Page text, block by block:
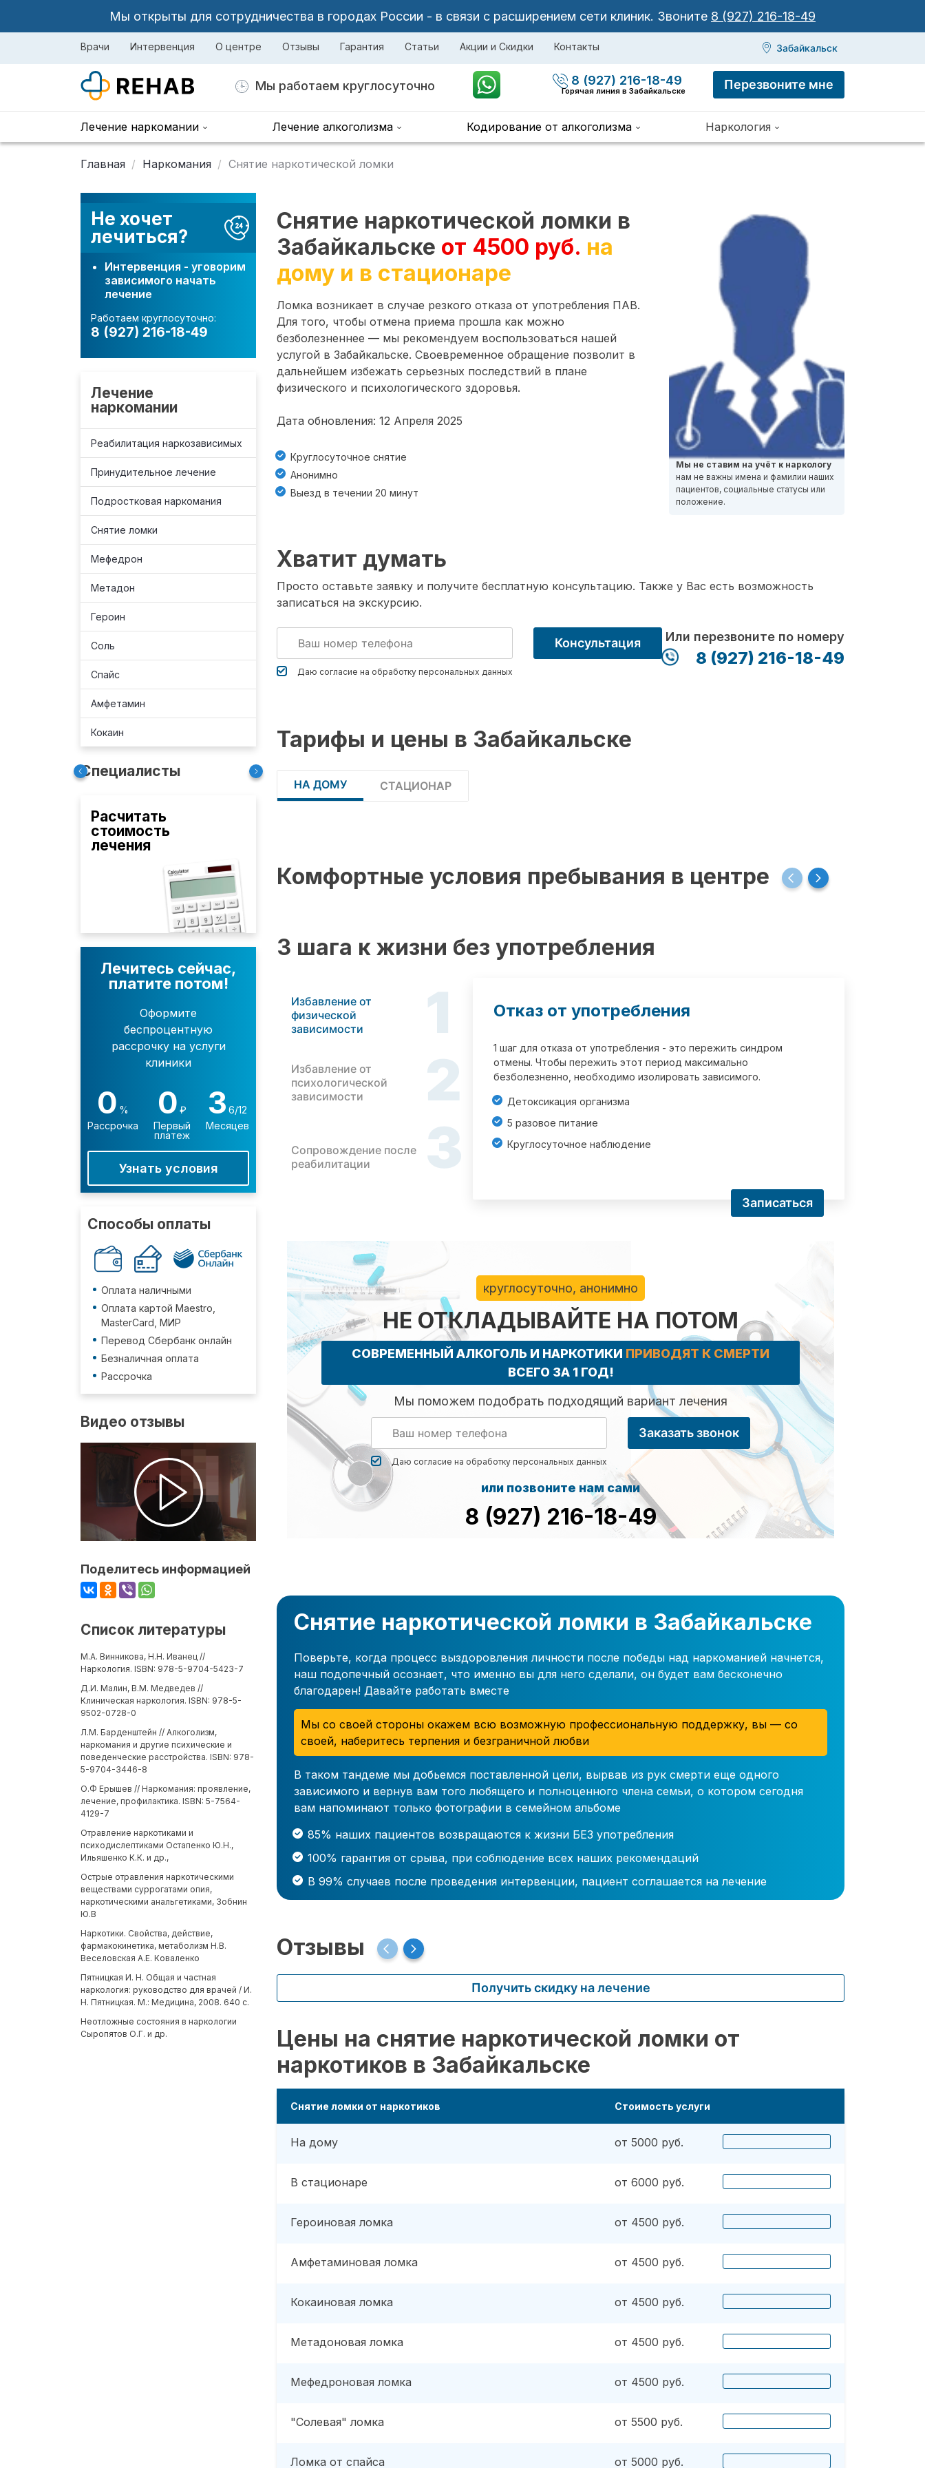
Мы открыты для сотрудничества в городах России - в связи с расширением сети клиник. Звоните 8 (927) 216-18-49
Врачи Интервенция О центре Отзывы Гарантия Статьи Акции и Скидки Контакты Забайкальск
Мы работаем круглосуточно 8 (927) 216-18-49
Горячая линия в Забайкальске Перезвоните мне
Лечение наркомании Лечение алкоголизма Кодирование от алкоголизма Наркология
Главная Наркомания Снятие наркотической ломки
Не хочет
лечиться?
Интервенция - уговорим
зависимого начать
лечение
Работаем круглосуточно:
8 (927) 216-18-49
Лечение
наркомании
Реабилитация наркозависимых
Принудительное лечение
Подростковая наркомания
Снятие ломки
Мефедрон
Метадон
Героин
Соль
Спайс
Амфетамин
Кокаин
Специалисты
Расчитать
стоимость
лечения
Лечитесь сейчас,
платите потом!
Оформите
беспроцентную
рассрочку на услуги
клиники
0 %
Рассрочка
0 ₽
Первый
платеж
3 6/12
Месяцев
Узнать условия
Способы оплаты
Оплата наличными
Оплата картой Maestro,
MasterCard, МИР
Перевод Сбербанк онлайн
Безналичная оплата
Рассрочка
Видео отзывы
Поделитесь информацией
Список литературы
М.А. Винникова, Н.Н. Иванец //
Наркология. ISBN: 978-5-9704-5423-7
Д.И. Малин, В.М. Медведев //
Клиническая наркология. ISBN: 978-5-
9502-0728-0
Л.М. Барденштейн // Алкоголизм,
наркомания и другие психические и
поведенческие расстройства. ISBN: 978-
5-9704-3446-8
О.Ф Ерышев // Наркомания: проявление,
лечение, профилактика. ISBN: 5-7564-
4129-7
Отравление наркотиками и
психодислептиками Остапенко Ю.Н.,
Ильяшенко К.К. и др.,
Острые отравления наркотическими
веществами суррогатами опия,
наркотическими анальгетиками, Зобнин
Ю.В
Наркотики. Свойства, действие,
фармакокинетика, метаболизм Н.В.
Веселовская А.Е. Коваленко
Пятницкая И. Н. Общая и частная
наркология: руководство для врачей / И.
Н. Пятницкая. М.: Медицина, 2008. 640 с.
Неотложные состояния в наркологии
Сыропятов О.Г. и др.
Снятие наркотической ломки в
Забайкальске от 4500 руб. на
дому и в стационаре
Ломка возникает в случае резкого отказа от употребления ПАВ.
Для того, чтобы отмена приема прошла как можно
безболезненнее — мы рекомендуем воспользоваться нашей
услугой в Забайкальске. Своевременное обращение позволит в
дальнейшем избежать серьезных последствий в плане
физического и психологического здоровья.
Дата обновления: 12 Апреля 2025
Круглосуточное снятие
Анонимно
Выезд в течении 20 минут
Мы не ставим на учёт к наркологу
нам не важны имена и фамилии наших
пациентов, социальные статусы или
положение.
Хватит думать
Просто оставьте заявку и получите бесплатную консультацию. Также у Вас есть возможность
записаться на экскурсию.
Даю согласие на обработку персональных данных
Консультация Или перезвоните по номеру
8 (927) 216-18-49
Тарифы и цены в Забайкальске
НА ДОМУ СТАЦИОНАР
Комфортные условия пребывания в центре
3 шага к жизни без употребления
Избавление от
физической
зависимости
1
Избавление от
психологической
зависимости
2
Сопровождение после
реабилитации
3
Отказ от употребления
1 шаг для отказа от употребления - это пережить синдром
отмены. Чтобы пережить этот период максимально
безболезненно, необходимо изолировать зависимого.
Детоксикация организма
5 разовое питание
Круглосуточное наблюдение
Записаться
круглосуточно, анонимно
НЕ ОТКЛАДЫВАЙТЕ НА ПОТОМ
СОВРЕМЕННЫЙ АЛКОГОЛЬ И НАРКОТИКИ ПРИВОДЯТ К СМЕРТИ
ВСЕГО ЗА 1 ГОД!
Мы поможем подобрать подходящий вариант лечения
Даю согласие на обработку персональных данных
Заказать звонок
или позвоните нам сами
8 (927) 216-18-49
Снятие наркотической ломки в Забайкальске
Поверьте, когда процесс выздоровления личности после победы над наркоманией начнется,
наш подопечный осознает, что именно вы для него сделали, он будет вам бесконечно
благодарен! Давайте работать вместе
Мы со своей стороны окажем всю возможную профессиональную поддержку, вы — со
своей, наберитесь терпения и безграничной любви
В таком тандеме мы добьемся поставленной цели, вырвав из рук смерти еще одного
зависимого и вернув вам того любящего и полноценного члена семьи, о котором сегодня
вам напоминают только фотографии в семейном альбоме
85% наших пациентов возвращаются к жизни БЕЗ употребления
100% гарантия от срыва, при соблюдение всех наших рекомендаций
В 99% случаев после проведения интервенции, пациент соглашается на лечение
Отзывы
Получить скидку на лечение
Цены на снятие наркотической ломки от
наркотиков в Забайкальске
Снятие ломки от наркотиков Стоимость услуги
На дому от 5000 руб.
В стационаре от 6000 руб.
Героиновая ломка от 4500 руб.
Амфетаминовая ломка от 4500 руб.
Кокаиновая ломка от 4500 руб.
Метадоновая ломка от 4500 руб.
Мефедроновая ломка от 4500 руб.
"Солевая" ломка от 5500 руб.
Ломка от спайса от 5000 руб.